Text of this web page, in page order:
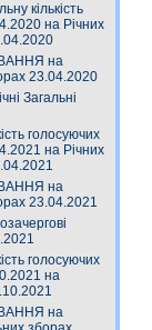
кількість
на Річних
на
23.04.2020
Загальні
голосуючих
на Річних
на
23.04.2021
голосуючих
на
на